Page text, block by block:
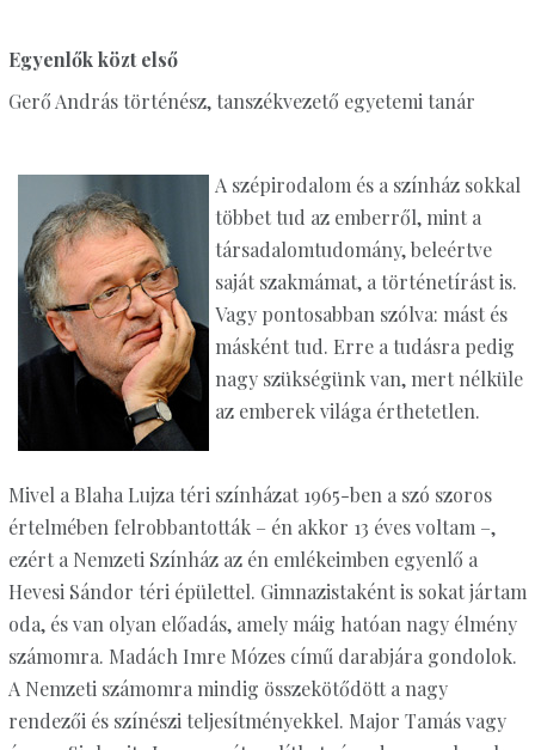
Egyenlők közt első
Gerő András történész, tanszékvezető egyetemi tanár
A szépirodalom és a színház sokkal
többet tud az emberről, mint a
társadalomtudomány, beleértve
saját szakmámat, a történetírást is.
Vagy pontosabban szólva: mást és
másként tud. Erre a tudásra pedig
nagy szükségünk van, mert nélküle
az emberek világa érthetetlen.
Mivel a Blaha Lujza téri színházat 1965-ben a szó szoros
értelmében felrobbantották – én akkor 13 éves voltam –,
ezért a Nemzeti Színház az én emlékeimben egyenlő a
Hevesi Sándor téri épülettel. Gimnazistaként is sokat jártam
oda, és van olyan előadás, amely máig hatóan nagy élmény
számomra. Madách Imre Mózes című darabjára gondolok.
A Nemzeti számomra mindig összekötődött a nagy
rendezői és színészi teljesítményekkel. Major Tamás vagy